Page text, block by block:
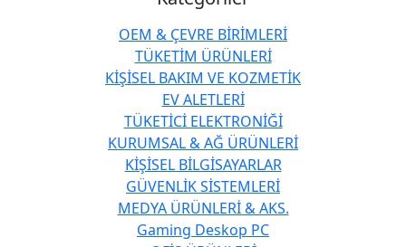
OEM & ÇEVRE BİRİMLERİ
TÜKETİM ÜRÜNLERİ
KİŞİSEL BAKIM VE KOZMETİK
EV ALETLERİ
TÜKETİCİ ELEKTRONİĞİ
KURUMSAL & AĞ ÜRÜNLERİ
KİŞİSEL BİLGİSAYARLAR
GÜVENLİK SİSTEMLERİ
MEDYA ÜRÜNLERİ & AKS.
Gaming Deskop PC